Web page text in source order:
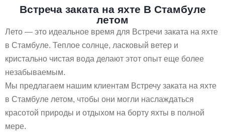
Встреча заката на яхте В Стамбуле
летом
Лето — это идеальное время для Встречи заката на яхте
в Стамбуле. Теплое солнце, ласковый ветер и
кристально чистая вода делают этот опыт еще более
незабываемым.
Мы предлагаем нашим клиентам Встречу заката на яхте
в Стамбуле летом, чтобы они могли наслаждаться
красотой природы и отдыхом на борту яхты в полной
мере.